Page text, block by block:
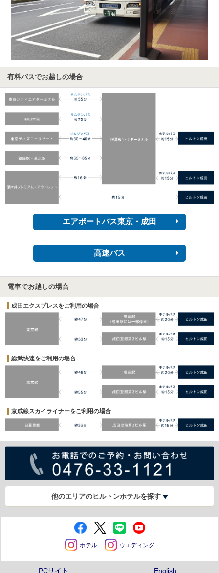
有料バスでお越しの場合
エアポートバス東京・成田
高速バス
電車でお越しの場合
成田エクスプレスをご利用の場合
総武快速をご利用の場合
京成線スカイライナーをご利用の場合
他のエリアのヒルトンホテルを探す
ホテル ウエディング
PCサイト English